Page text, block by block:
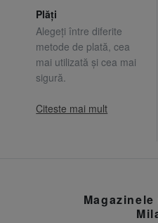
Plăți
Alegeți între diferite
metode de plată, cea
mai utilizată și cea mai
sigură.
Citeste mai mult